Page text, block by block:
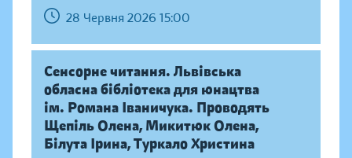
28 Червня 2026 15:00
Сенсорне читання. Львівська
обласна бібліотека для юнацтва
ім. Романа Іваничука. Проводять
Щепіль Олена, Микитюк Олена,
Білута Ірина, Туркало Христина